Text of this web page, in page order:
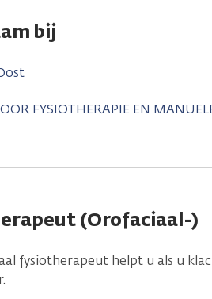
bij
FYSIOTHERAPIE EN
(Orofaciaal-)
fysiotherapeut helpt u als u